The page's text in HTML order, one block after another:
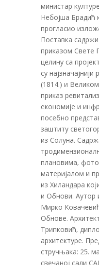
министар
Небојша Брадић
прогласио
Поставка
приказом Свете
целину са
су
(1814.) и
приказ
економије и
посебно
заштиту
из Солуна.
плановима,
материјалом и
из Хиландара
и Обнови. Аутор
Мирко
Обнове.
Трипковић,
архитектуре.
стручњака: 25.
свечаној сали